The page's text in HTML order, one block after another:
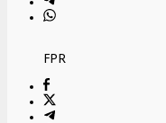
FPR